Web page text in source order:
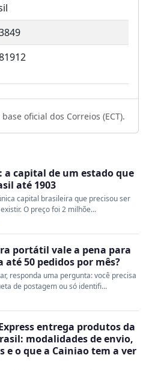
oficial dos Correios (ECT).
a capital de um estado que
até 1903
capital brasileira que precisou ser
O preço foi 2 milhõe...
portátil vale a pena para
até 50 pedidos por mês?
responda uma pergunta: você precisa
de postagem ou só identifi...
entrega produtos da
modalidades de envio,
e o que a Cainiao tem a ver